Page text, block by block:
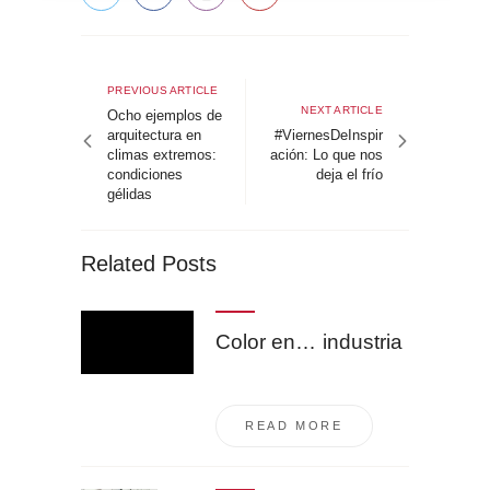
de
entradas
Previous
article
PREVIOUS ARTICLE
Ocho ejemplos de
arquitectura en
climas extremos:
condiciones
gélidas
Next
article
NEXT ARTICLE
#ViernesDeInspir
ación: Lo que nos
deja el frío
Related Posts
Color en… industria
READ MORE